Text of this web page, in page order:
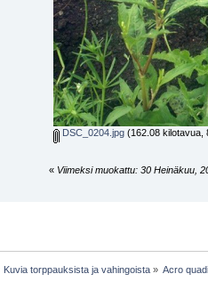
DSC_0204.jpg(162.08 kilotavua,
« Viimeksi muokattu: 30 Heinäkuu,
Kuvia torppauksista ja vahingoista» Acro